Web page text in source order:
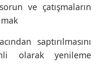
ve çatışmaların
saptırılmasını
olarak yenileme